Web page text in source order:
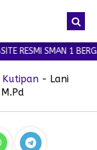
RESMI SMAN 1
- Lani